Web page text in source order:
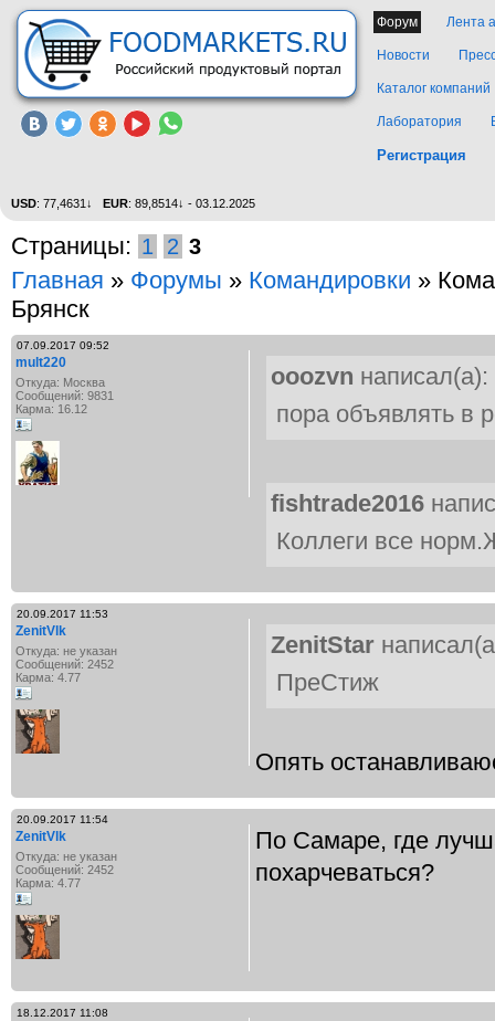
Форум Лента
Новости
Каталог компаний
Лаборатория
Регистрация
USD: 77,4631↓ EUR: 89,8514↓ - 03.12.2025
Страницы: 1 2 3
Главная » Форумы » Командировки »
Брянск
07.09.2017 09:52
mult220
Откуда: Москва
Сообщений: 9831
Карма: 16.12
ooozvn написал(а):
пора объявлять в
fishtrade2016
Коллеги все
20.09.2017 11:53
ZenitVlk
Откуда: не указан
Сообщений: 2452
Карма: 4.77
ZenitStar
ПреСтиж
Опять
20.09.2017 11:54
ZenitVlk
Откуда: не указан
Сообщений: 2452
Карма: 4.77
По Самаре, где
похарчеваться?
18.12.2017 11:08